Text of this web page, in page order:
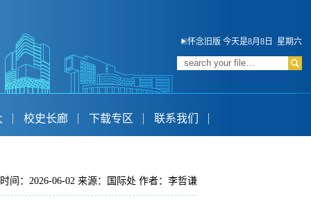
怀念旧版 今天是8月8日 星期六
校史长廊 下载专区 联系我们
时间：2026-06-02 来源：国际处 作者：李哲谦